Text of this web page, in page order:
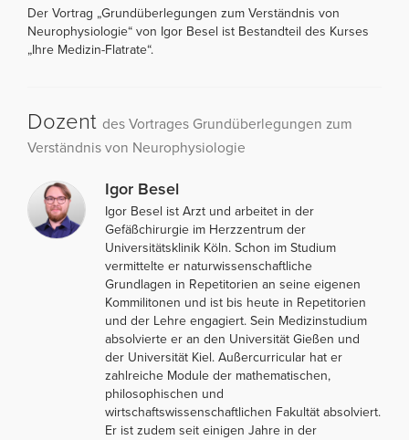
Der Vortrag „Grundüberlegungen zum Verständnis von
Neurophysiologie“ von Igor Besel ist Bestandteil des Kurses
„Ihre Medizin-Flatrate“.
Dozent des Vortrages Grundüberlegungen zum
Verständnis von Neurophysiologie
Igor Besel
Igor Besel ist Arzt und arbeitet in der
Gefäßchirurgie im Herzzentrum der
Universitätsklinik Köln. Schon im Studium
vermittelte er naturwissenschaftliche
Grundlagen in Repetitorien an seine eigenen
Kommilitonen und ist bis heute in Repetitorien
und der Lehre engagiert. Sein Medizinstudium
absolvierte er an den Universität Gießen und
der Universität Kiel. Außercurricular hat er
zahlreiche Module der mathematischen,
philosophischen und
wirtschaftswissenschaftlichen Fakultät absolviert.
Er ist zudem seit einigen Jahre in der